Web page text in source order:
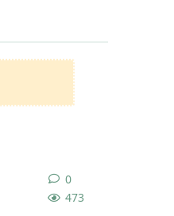
473
0